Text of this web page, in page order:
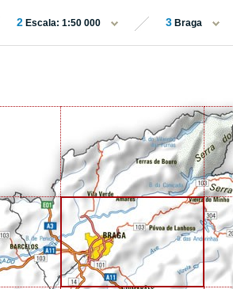
2 Escala: 1:50 000 3 Braga